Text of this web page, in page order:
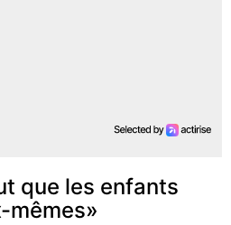
que les enfants
mêmes»